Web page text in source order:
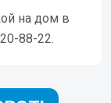
на дом в
88-22.